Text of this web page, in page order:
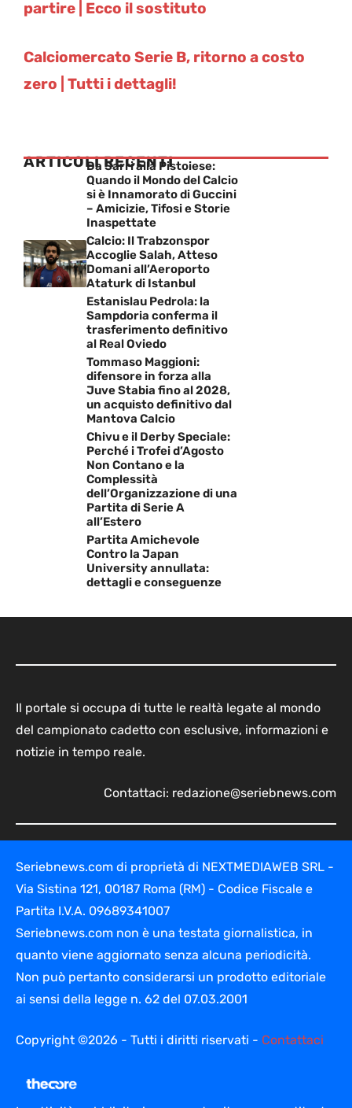
partire | Ecco il sostituto
Calciomercato Serie B, ritorno a costo
zero | Tutti i dettagli!
ARTICOLI RECENTI
Da Sarri alla Pistoiese:
Quando il Mondo del Calcio
si è Innamorato di Guccini
– Amicizie, Tifosi e Storie
Inaspettate
Calcio: Il Trabzonspor
Accoglie Salah, Atteso
Domani all’Aeroporto
Ataturk di Istanbul
Estanislau Pedrola: la
Sampdoria conferma il
trasferimento definitivo
al Real Oviedo
Tommaso Maggioni:
difensore in forza alla
Juve Stabia fino al 2028,
un acquisto definitivo dal
Mantova Calcio
Chivu e il Derby Speciale:
Perché i Trofei d’Agosto
Non Contano e la
Complessità
dell’Organizzazione di una
Partita di Serie A
all’Estero
Partita Amichevole
Contro la Japan
University annullata:
dettagli e conseguenze
Il portale si occupa di tutte le realtà legate al mondo
del campionato cadetto con esclusive, informazioni e
notizie in tempo reale.
Contattaci: redazione@seriebnews.com
Seriebnews.com di proprietà di NEXTMEDIAWEB SRL -
Via Sistina 121, 00187 Roma (RM) - Codice Fiscale e
Partita I.V.A. 09689341007
Seriebnews.com non è una testata giornalistica, in
quanto viene aggiornato senza alcuna periodicità.
Non può pertanto considerarsi un prodotto editoriale
ai sensi della legge n. 62 del 07.03.2001
Copyright ©2026 - Tutti i diritti riservati - Contattaci